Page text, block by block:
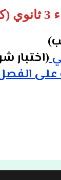
(اختبار
على